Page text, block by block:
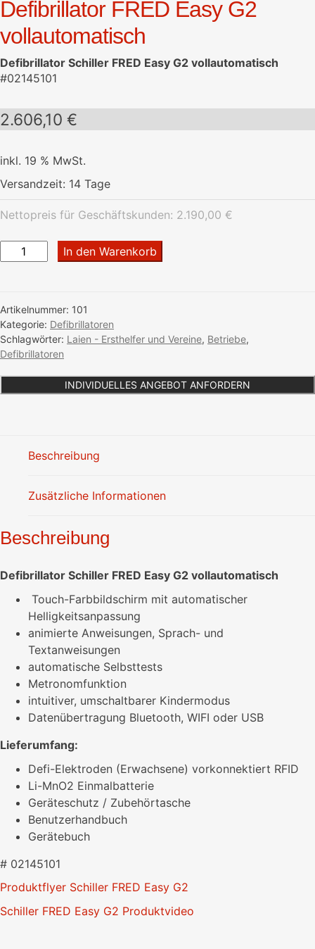
Defibrillator FRED Easy G2
vollautomatisch
Defibrillator Schiller FRED Easy G2 vollautomatisch
#02145101
2.606,10 €
inkl. 19 % MwSt.
Versandzeit: 14 Tage
Nettopreis für Geschäftskunden: 2.190,00 €
Defibrillator
FRED
vollautomatisch
Menge
In den Warenkorb
Artikelnummer: 101
Kategorie: Defibrillatoren
Schlagwörter: Laien - Ersthelfer und Vereine, Betriebe,
Defibrillatoren
INDIVIDUELLES ANGEBOT ANFORDERN
Beschreibung
Zusätzliche Informationen
Beschreibung
Defibrillator Schiller FRED Easy G2 vollautomatisch
Touch-Farbbildschirm mit automatischer
Helligkeitsanpassung
animierte Anweisungen, Sprach- und
Textanweisungen
automatische Selbsttests
Metronomfunktion
intuitiver, umschaltbarer Kindermodus
Datenübertragung Bluetooth, WIFI oder USB
Lieferumfang:
Defi-Elektroden (Erwachsene) vorkonnektiert RFID
Li-MnO2 Einmalbatterie
Geräteschutz / Zubehörtasche
Benutzerhandbuch
Gerätebuch
# 02145101
Produktflyer Schiller FRED Easy G2
Schiller FRED Easy G2 Produktvideo